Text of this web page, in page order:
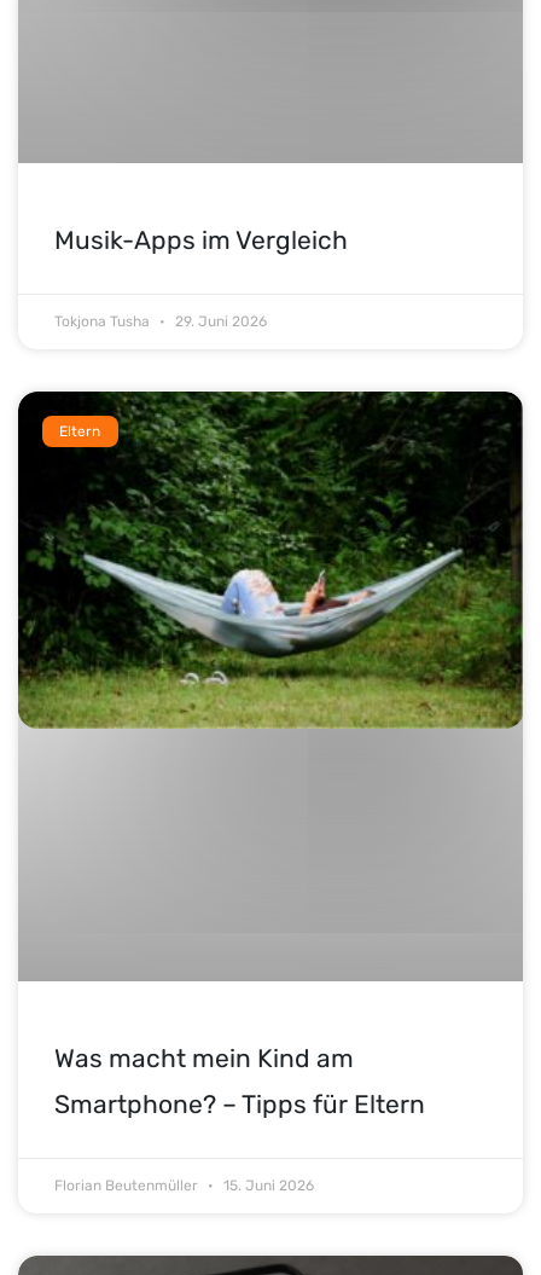
Musik-Apps im Vergleich
Tokjona Tusha 29. Juni 2026
Eltern
Was macht mein Kind am
Smartphone? – Tipps für Eltern
Florian Beutenmüller 15. Juni 2026